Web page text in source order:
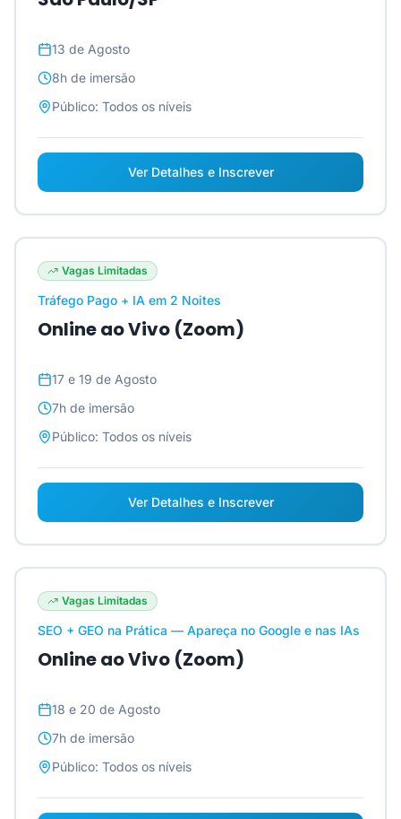
13 de Agosto
8h de imersão
Público: Todos os níveis
Ver Detalhes e Inscrever
Vagas Limitadas
Tráfego Pago + IA em 2 Noites
Online ao Vivo (Zoom)
17 e 19 de Agosto
7h de imersão
Público: Todos os níveis
Ver Detalhes e Inscrever
Vagas Limitadas
SEO + GEO na Prática — Apareça no Google e nas IAs
Online ao Vivo (Zoom)
18 e 20 de Agosto
7h de imersão
Público: Todos os níveis